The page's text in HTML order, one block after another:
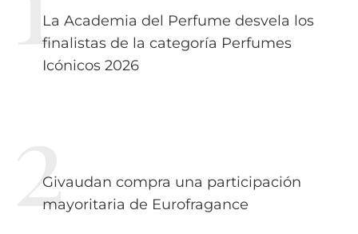
La Academia del Perfume desvela los
finalistas de la categoría Perfumes
Icónicos 2026
Givaudan compra una participación
mayoritaria de Eurofragance